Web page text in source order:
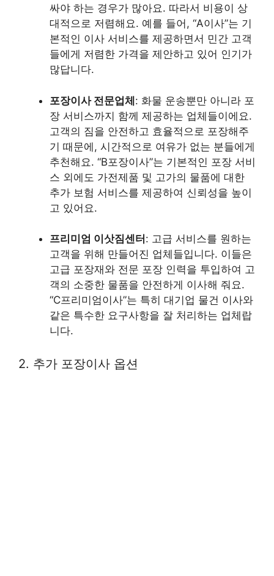
싸야 하는 경우가 많아요. 따라서 비용이 상
대적으로 저렴해요. 예를 들어, “A이사”는 기
본적인 이사 서비스를 제공하면서 민간 고객
들에게 저렴한 가격을 제안하고 있어 인기가
많답니다.
포장이사 전문업체: 화물 운송뿐만 아니라 포
장 서비스까지 함께 제공하는 업체들이에요.
고객의 짐을 안전하고 효율적으로 포장해주
기 때문에, 시간적으로 여유가 없는 분들에게
추천해요. “B포장이사”는 기본적인 포장 서비
스 외에도 가전제품 및 고가의 물품에 대한
추가 보험 서비스를 제공하여 신뢰성을 높이
고 있어요.
프리미엄 이삿짐센터 : 고급 서비스를 원하는
고객을 위해 만들어진 업체들입니다. 이들은
고급 포장재와 전문 포장 인력을 투입하여 고
객의 소중한 물품을 안전하게 이사해 줘요.
“C프리미엄이사”는 특히 대기업 물건 이사와
같은 특수한 요구사항을 잘 처리하는 업체랍
니다.
2. 추가 포장이사 옵션